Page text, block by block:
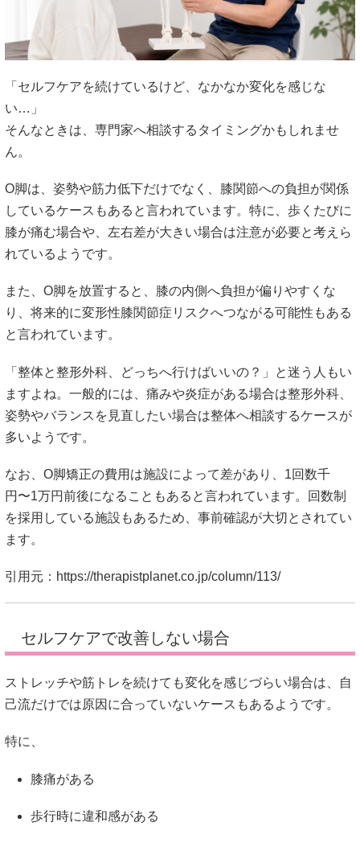
「セルフケアを続けているけど、なかなか変化を感じな
い…」
そんなときは、専門家へ相談するタイミングかもしれませ
ん。
O脚は、姿勢や筋力低下だけでなく、膝関節への負担が関係
しているケースもあると言われています。特に、歩くたびに
膝が痛む場合や、左右差が大きい場合は注意が必要と考えら
れているようです。
また、O脚を放置すると、膝の内側へ負担が偏りやすくな
り、将来的に変形性膝関節症リスクへつながる可能性もある
と言われています。
「整体と整形外科、どっちへ行けばいいの？」と迷う人もい
ますよね。一般的には、痛みや炎症がある場合は整形外科、
姿勢やバランスを見直したい場合は整体へ相談するケースが
多いようです。
なお、O脚矯正の費用は施設によって差があり、1回数千
円〜1万円前後になることもあると言われています。回数制
を採用している施設もあるため、事前確認が大切とされてい
ます。
引用元： https://therapistplanet.co.jp/column/113/
セルフケアで改善しない場合
ストレッチや筋トレを続けても変化を感じづらい場合は、自
己流だけでは原因に合っていないケースもあるようです。
特に、
膝痛がある
歩行時に違和感がある